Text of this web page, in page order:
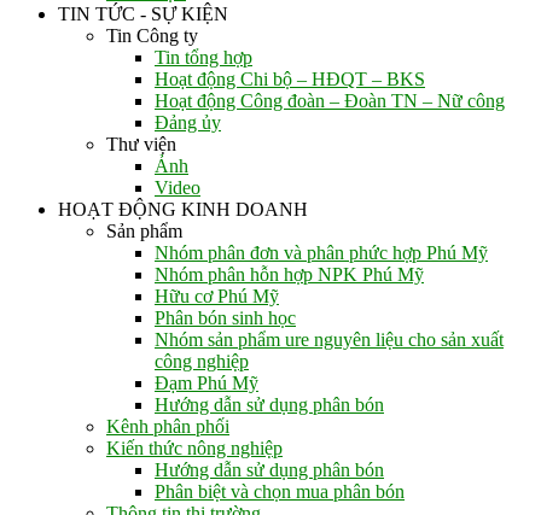
TIN TỨC - SỰ KIỆN
Tin Công ty
Tin tổng hợp
Hoạt động Chi bộ – HĐQT – BKS
Hoạt động Công đoàn – Đoàn TN – Nữ công
Đảng ủy
Thư viện
Ảnh
Video
HOẠT ĐỘNG KINH DOANH
Sản phẩm
Nhóm phân đơn và phân phức hợp Phú Mỹ
Nhóm phân hỗn hợp NPK Phú Mỹ
Hữu cơ Phú Mỹ
Phân bón sinh học
Nhóm sản phẩm ure nguyên liệu cho sản xuất
công nghiệp
Đạm Phú Mỹ
Hướng dẫn sử dụng phân bón
Kênh phân phối
Kiến thức nông nghiệp
Hướng dẫn sử dụng phân bón
Phân biệt và chọn mua phân bón